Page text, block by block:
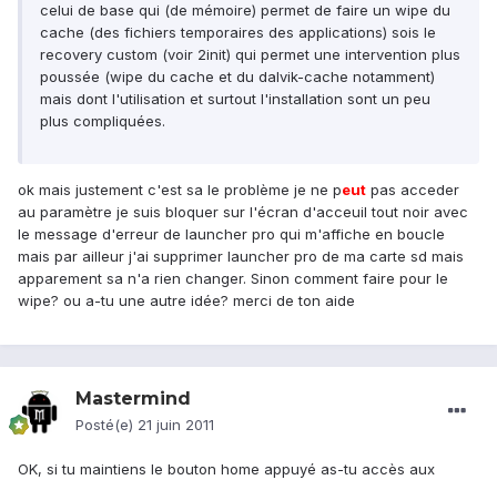
celui de base qui (de mémoire) permet de faire un wipe du
cache (des fichiers temporaires des applications) sois le
recovery custom (voir 2init) qui permet une intervention plus
poussée (wipe du cache et du dalvik-cache notamment)
mais dont l'utilisation et surtout l'installation sont un peu
plus compliquées.
ok mais justement c'est sa le problème je ne peut pas acceder
au paramètre je suis bloquer sur l'écran d'acceuil tout noir avec
le message d'erreur de launcher pro qui m'affiche en boucle
mais par ailleur j'ai supprimer launcher pro de ma carte sd mais
apparement sa n'a rien changer. Sinon comment faire pour le
wipe? ou a-tu une autre idée? merci de ton aide
Mastermind
Posté(e) 21 juin 2011
OK, si tu maintiens le bouton home appuyé as-tu accès aux